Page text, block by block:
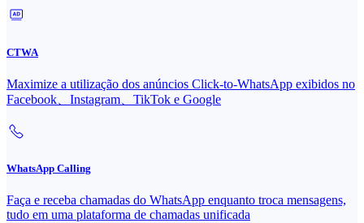
CTWA
Maximize a utilização dos anúncios Click-to-WhatsApp exibidos no
Facebook、Instagram、TikTok e Google
WhatsApp Calling
Faça e receba chamadas do WhatsApp enquanto troca mensagens,
tudo em uma plataforma de chamadas unificada